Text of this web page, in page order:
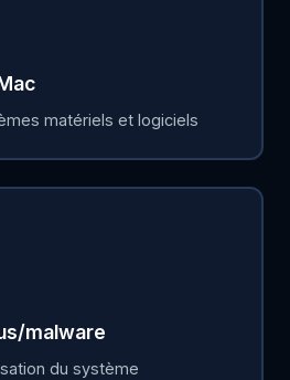
matériels et logiciels
malware
du système